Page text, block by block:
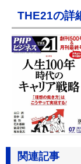
THE21の詳
関連記事